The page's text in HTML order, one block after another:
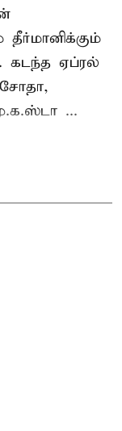
கடந்த ஏப்ரல்
...